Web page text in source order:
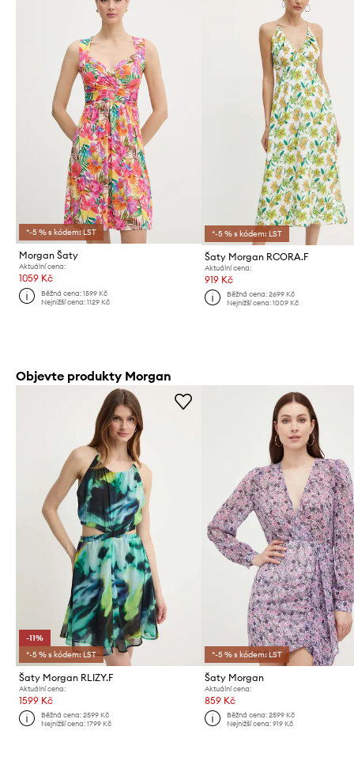
*-5 % s kódem: LST
Morgan Šaty
Aktuální cena:
1059 Kč
Běžná cena:1599 Kč
Nejnižší cena:1129 Kč
*-5 % s kódem: LST
Šaty Morgan RCORA.F
Aktuální cena:
919 Kč
Běžná cena: 2699 Kč
Nejnižší cena: 1009 Kč
Objevte produkty Morgan
-11%
*-5 % s kódem: LST
Šaty Morgan RLIZY.F
Aktuální cena:
1599 Kč
Běžná cena:2599 Kč
Nejnižší cena:1799 Kč
*-5 % s kódem: LST
Šaty Morgan
Aktuální cena:
859 Kč
Běžná cena: 2599 Kč
Nejnižší cena: 919 Kč